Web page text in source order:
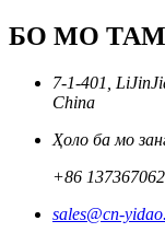
БО МО
7-1-401,
China
Ҳоло ба мо
+86
sales@cn-